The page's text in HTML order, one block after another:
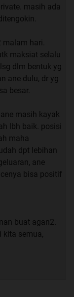
alhmadulillah
enak dengan
yang
soleh,
jadi ga
gan
lagi
jalanin
investor kita,
dan
ane
inget thread
lama ga
masih ada
hari.
maksiat selalu
dlm bentuk yg
ane dulu, dr yg
besar.
masih kayak
lbh baik. posisi
maha
dpt lebihan
ane
bisa positif
buat agan2.
semua,